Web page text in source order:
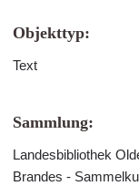
Objekttyp:
Text
Sammlung:
Landesbibliothek
Brandes -